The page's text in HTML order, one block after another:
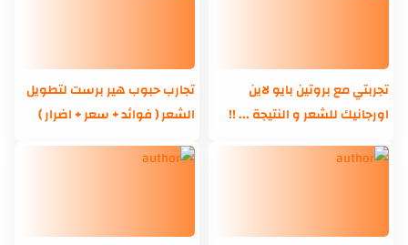
تجربتي مع بروتين بايو لاين
اورجانيك للشعر و النتيجة ... !!
تجارب حبوب هير برست لتطويل
الشعر ( فوائد + سعر + اضرار )